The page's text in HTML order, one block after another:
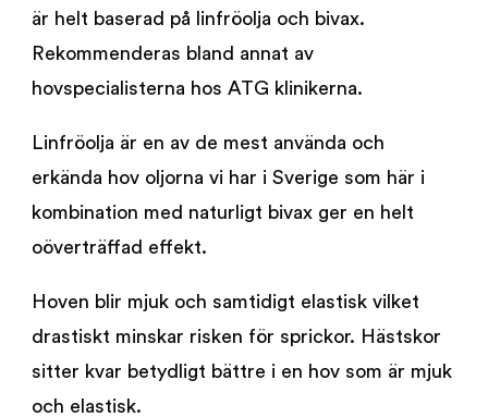
är helt baserad på linfröolja och bivax.
Rekommenderas bland annat av
hovspecialisterna hos ATG klinikerna.
Linfröolja är en av de mest använda och
erkända hov oljorna vi har i Sverige som här i
kombination med naturligt bivax ger en helt
oöverträffad effekt.
Hoven blir mjuk och samtidigt elastisk vilket
drastiskt minskar risken för sprickor. Hästskor
sitter kvar betydligt bättre i en hov som är mjuk
och elastisk.